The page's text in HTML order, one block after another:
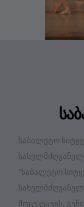
საბალეტო
“საბალეტო
მოცეკვავის,